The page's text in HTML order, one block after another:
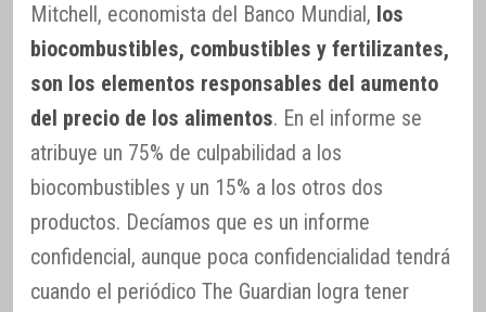
Mitchell, economista del Banco Mundial, los
biocombustibles, combustibles y fertilizantes,
son los elementos responsables del aumento
del precio de los alimentos. En el informe se
atribuye un 75% de culpabilidad a los
biocombustibles y un 15% a los otros dos
productos. Decíamos que es un informe
confidencial, aunque poca confidencialidad tendrá
cuando el periódico The Guardian logra tener